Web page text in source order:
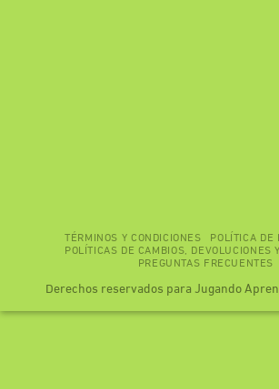
TÉRMINOS Y CONDICIONES POLÍTICA DE
POLÍTICAS DE CAMBIOS, DEVOLUCIONES
PREGUNTAS FRECUENTES
Derechos reservados para Jugando